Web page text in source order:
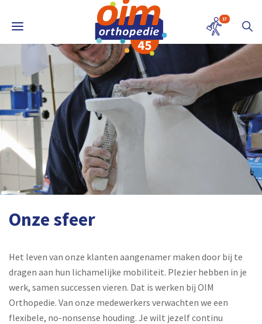
17
Onze sfeer
Het leven van onze klanten aangenamer maken door bij te
dragen aan hun lichamelijke mobiliteit. Plezier hebben in je
werk, samen successen vieren. Dat is werken bij OIM
Orthopedie. Van onze medewerkers verwachten we een
flexibele, no-nonsense houding. Je wilt jezelf continu